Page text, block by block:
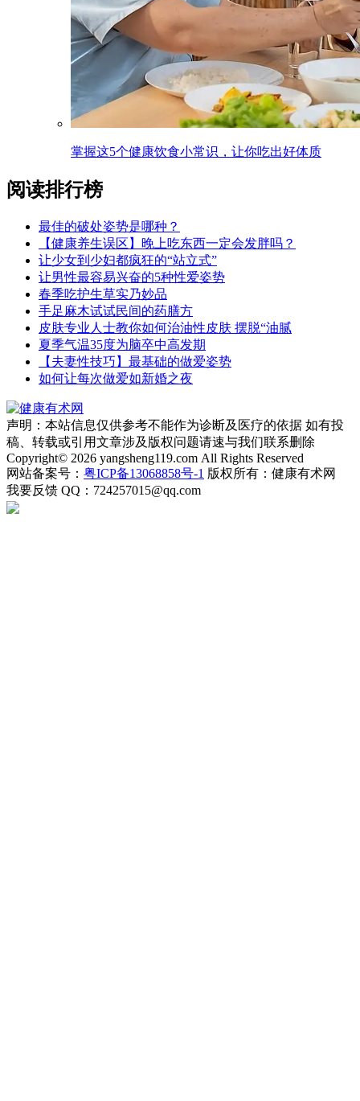
掌握这5个健康饮食小常识，让你吃出好体质
阅读排行榜
最佳的破处姿势是哪种？
【健康养生误区】晚上吃东西一定会发胖吗？
让少女到少妇都疯狂的“站立式”
让男性最容易兴奋的5种性爱姿势
春季吃护生草实乃妙品
手足麻木试试民间的药膳方
皮肤专业人士教你如何治油性皮肤 摆脱“油腻
夏季气温35度为脑卒中高发期
【夫妻性技巧】最基础的做爱姿势
如何让每次做爱如新婚之夜
声明：本站信息仅供参考不能作为诊断及医疗的依据 如有投
稿、转载或引用文章涉及版权问题请速与我们联系删除
Copyright© 2026 yangsheng119.com All Rights Reserved
网站备案号： 粤ICP备13068858号-1 版权所有：健康有术网
我要反馈 QQ：724257015@qq.com